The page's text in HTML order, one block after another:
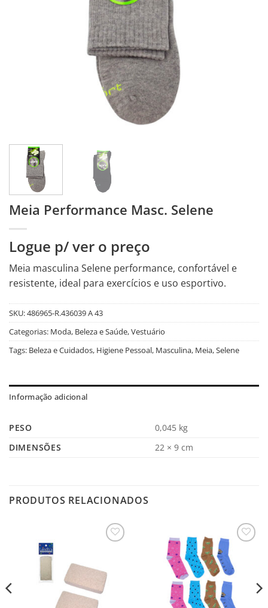
Meia Performance Masc. Selene
Logue p/ ver o preço
Meia masculina Selene performance, confortável e
resistente, ideal para exercícios e uso esportivo.
SKU:486965-R.436039 A 43
Categorias: Moda, Beleza e Saúde,Vestuário
Tags: Beleza e Cuidados, Higiene Pessoal, Masculina, Meia,Selene
Informação adicional
PESO
0,045 kg
DIMENSÕES
22 × 9 cm
PRODUTOS RELACIONADOS